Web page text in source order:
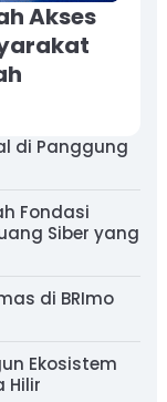
Akses
di Panggung
Fondasi
Siber yang
di BRImo
Ekosistem
Hilir